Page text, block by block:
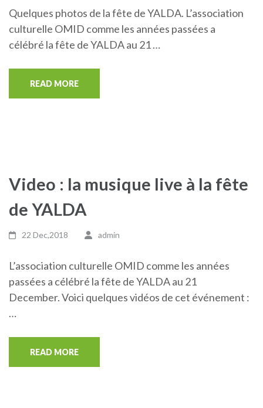
Quelques photos de la fête de YALDA. L’association
culturelle OMID comme les années passées a
célébré la fête de YALDA au 21 …
READ MORE
Video : la musique live à la fête
de YALDA
22 Dec,2018 admin
L’association culturelle OMID comme les années
passées a célébré la fête de YALDA au 21
December. Voici quelques vidéos de cet événement :
…
READ MORE